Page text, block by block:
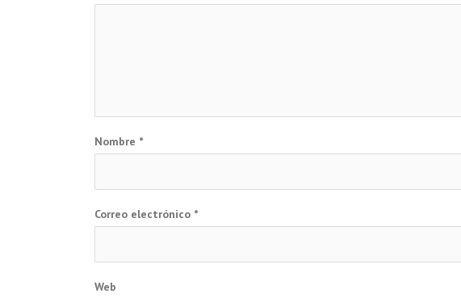
Nombre *
Correo electrónico *
Web